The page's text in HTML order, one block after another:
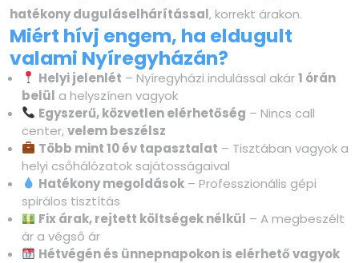
hatékony duguláselhárítással, korrekt árakon.
Miért hívj engem, ha eldugult
valami Nyíregyházán?
Helyi jelenlét – Nyíregyházi indulással akár1 órán
belül a helyszínen vagyok
Egyszerű, közvetlen elérhetőség – Nincs call
center,velem beszélsz
Több mint 10 év tapasztalat – Tisztában vagyok a
helyi csőhálózatok sajátosságaival
Hatékony megoldások – Professzionális gépi
spirálos tisztítás
Fix árak, rejtett költségek nélkül – A megbeszélt
ár a végső ár
Hétvégén és ünnepnapokon is elérhető vagyok